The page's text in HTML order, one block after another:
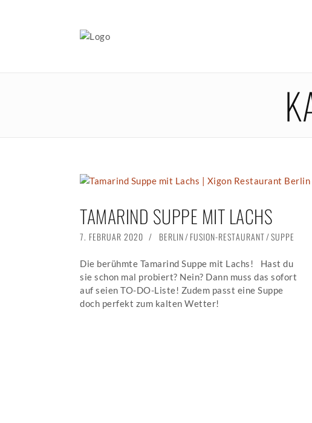
TAMARIND SUPPE MIT LACHS
POSTED
7. FEBRUAR 2020 16.
2020
BERLIN/FUSION-RESTAURANT/SUPPE
Die berühmte Tamarind Suppe mit Lachs!⠀Hast du
sie schon mal probiert? Nein? Dann muss das sofort
auf seien TO-DO-Liste! Zudem passt eine Suppe
doch perfekt zum kalten Wetter!